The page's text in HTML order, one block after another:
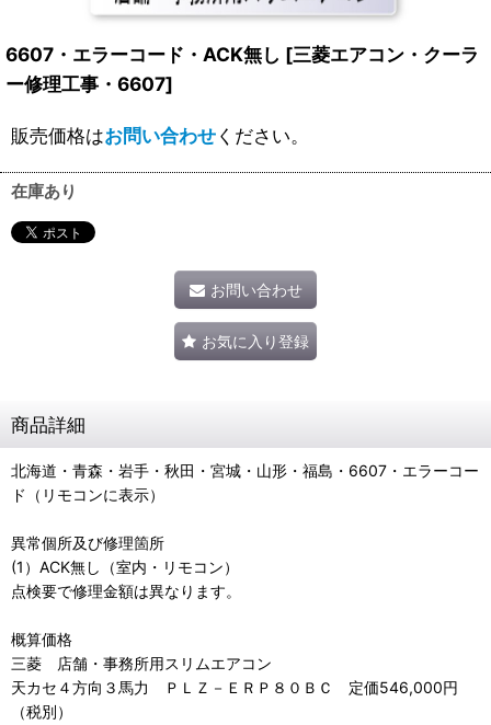
6607・エラーコード・ACK無し [三菱エアコン・クーラ
ー修理工事・6607]
販売価格はお問い合わせください。
在庫あり
お問い合わせ
お気に入り登録
商品詳細
北海道・青森・岩手・秋田・宮城・山形・福島・6607・エラーコー
ド（リモコンに表示）
異常個所及び修理箇所
(1）ACK無し（室内・リモコン）
点検要で修理金額は異なります。
概算価格
三菱 店舗・事務所用スリムエアコン
天カセ４方向３馬力 ＰＬＺ－ＥＲＰ８０ＢＣ 定価546,000円
（税別）